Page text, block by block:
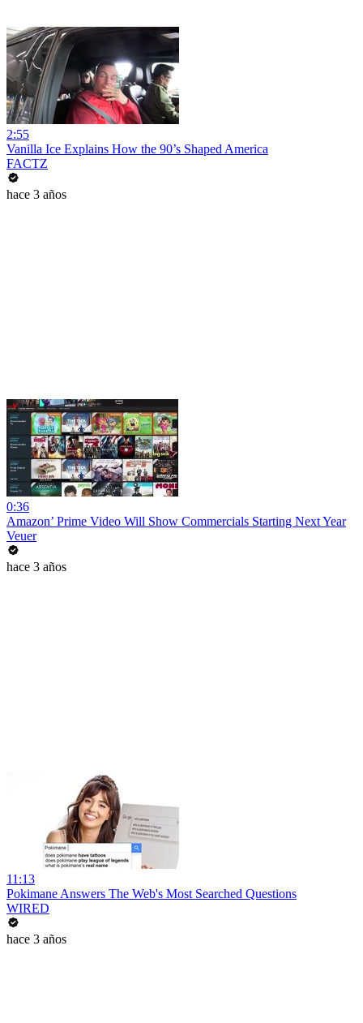
2:55
Vanilla Ice Explains How the 90’s Shaped America
FACTZ
hace 3 años
0:36
Amazon’ Prime Video Will Show Commercials Starting Next Year
Veuer
hace 3 años
11:13
Pokimane Answers The Web's Most Searched Questions
WIRED
hace 3 años